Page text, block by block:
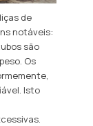
de
notáveis:
são
Os
Isto